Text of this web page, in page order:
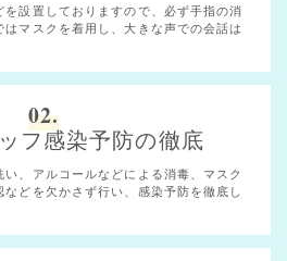
設置しておりますので、必ず手指の消
マスクを着用し、大きな声での会話は
02.
フ感染予防の徹底
、アルコールなどによる消毒、マスク
どを欠かさず行い、感染予防を徹底し